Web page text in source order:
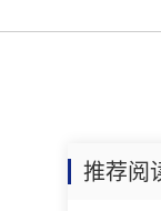
推荐阅